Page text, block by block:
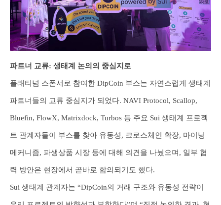
파트너 교류: 생태계 논의의 중심지로
플래티넘 스폰서로 참여한 DipCoin 부스는 자연스럽게 생태계
파트너들의 교류 중심지가 되었다. NAVI Protocol, Scallop,
Bluefin, FlowX, Matrixdock, Turbos 등 주요 Sui 생태계 프로젝
트 관계자들이 부스를 찾아 유동성, 크로스체인 확장, 마이닝
메커니즘, 파생상품 시장 등에 대해 의견을 나눴으며, 일부 협
력 방안은 현장에서 곧바로 합의되기도 했다.
Sui 생태계 관계자는 “DipCoin의 거래 구조와 유동성 전략이